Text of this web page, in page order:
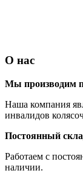
О нас
Мы производим
Наша компания
инвалидов
Постоянный
Работаем с
наличии.